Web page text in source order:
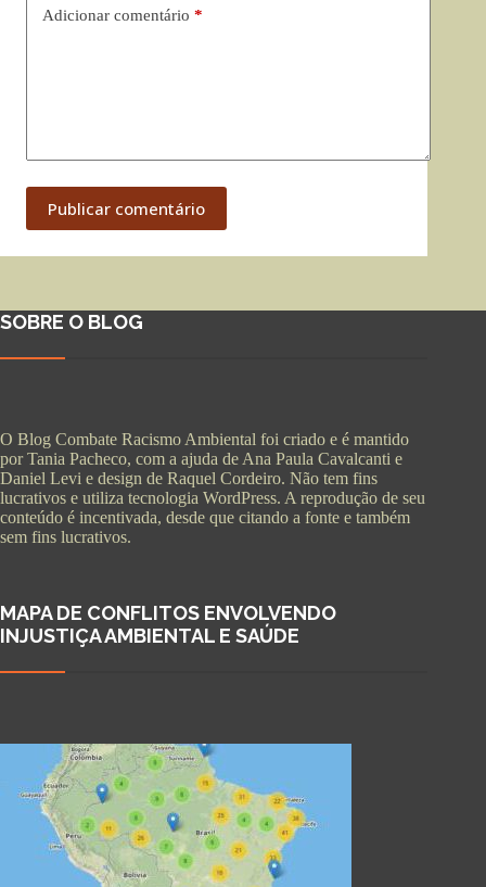
Adicionar comentário *
Publicar comentário
SOBRE O BLOG
O Blog Combate Racismo Ambiental foi criado e é mantido
por Tania Pacheco, com a ajuda de Ana Paula Cavalcanti e
Daniel Levi e design de Raquel Cordeiro. Não tem fins
lucrativos e utiliza tecnologia WordPress. A reprodução de seu
conteúdo é incentivada, desde que citando a fonte e também
sem fins lucrativos.
MAPA DE CONFLITOS ENVOLVENDO
INJUSTIÇA AMBIENTAL E SAÚDE